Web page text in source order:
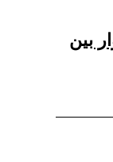
بين